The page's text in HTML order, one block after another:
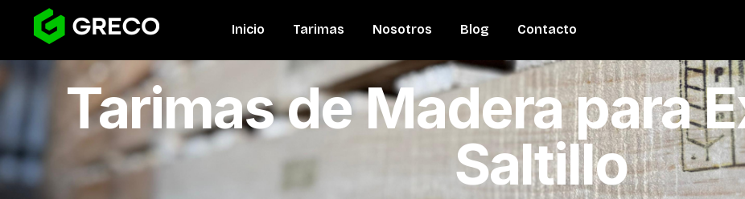
Inicio Tarimas Nosotros Blog Contacto
Tarimas de Madera para
Saltillo